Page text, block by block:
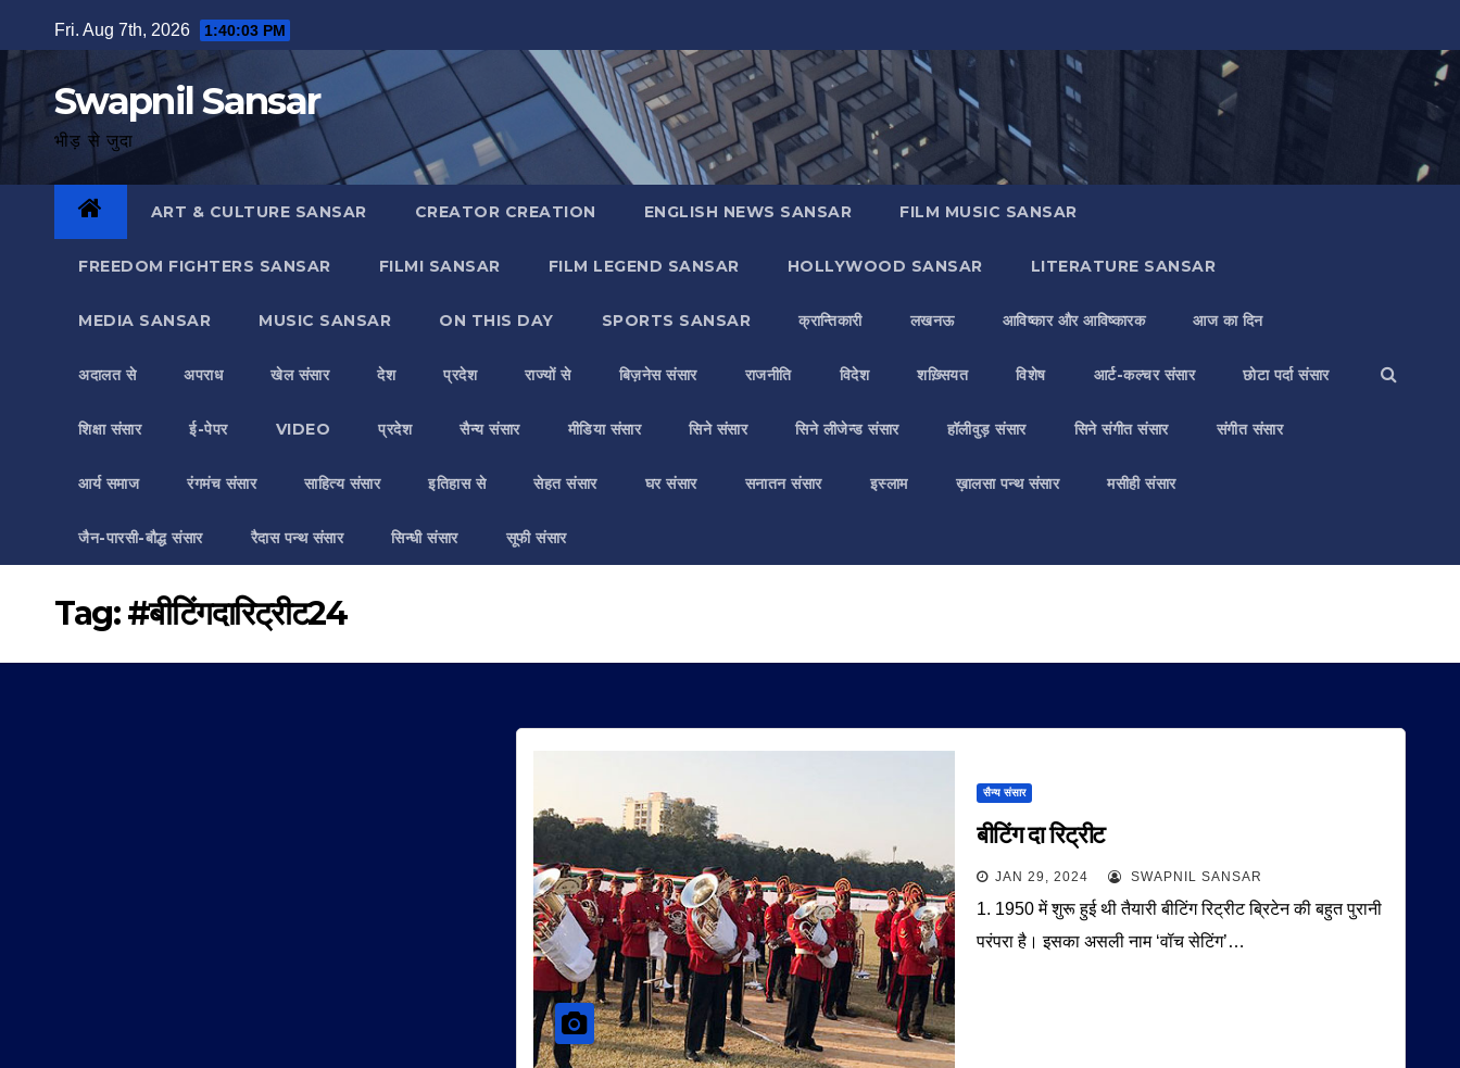
to
Fri. Aug 7th, 2026 1:40:04 PM
Swapnil Sansar
भीड़ से जुदा
ART & CULTURE SANSAR CREATOR CREATION ENGLISH NEWS SANSAR FILM MUSIC SANSAR
FREEDOM FIGHTERS SANSAR FILMI SANSAR FILM LEGEND SANSAR HOLLYWOOD SANSAR LITERATURE SANSAR
MEDIA SANSAR MUSIC SANSAR ON THIS DAY SPORTS SANSAR क्रान्तिकारी लखनऊ आविष्कार और आविष्कारक आज का दिन
अदालत से अपराध खेल संसार देश प्रदेश राज्यों से बिज़नेस संसार राजनीति विदेश शख़्सियत विशेष आर्ट-कल्चर संसार छोटा पर्दा संसार
शिक्षा संसार ई-पेपर VIDEO प्रदेश सैन्य संसार मीडिया संसार सिने संसार सिने लीजेन्ड संसार हॉलीवुड़ संसार सिने संगीत संसार संगीत संसार
आर्य समाज रंगमंच संसार साहित्य संसार इतिहास से सेहत संसार घर संसार सनातन संसार इस्लाम ख़ालसा पन्थ संसार मसीही संसार
जैन-पारसी-बौद्ध संसार रैदास पन्थ संसार सिन्धी संसार सूफी संसार
Tag:#बीटिंगदारिट्रीट24
सैन्य संसार
बीटिंग दा रिट्रीट
JAN 29, 2024 SWAPNIL SANSAR
1. 1950 में शुरू हुई थी तैयारी बीटिंग रिट्रीट ब्रिटेन की बहुत पुरानी
परंपरा है। इसका असली नाम ‘वॉच सेटिंग’…